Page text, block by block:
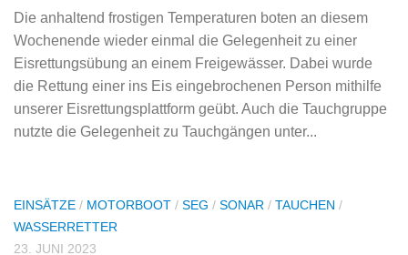
Die anhaltend frostigen Temperaturen boten an diesem
Wochenende wieder einmal die Gelegenheit zu einer
Eisrettungsübung an einem Freigewässer. Dabei wurde
die Rettung einer ins Eis eingebrochenen Person mithilfe
unserer Eisrettungsplattform geübt. Auch die Tauchgruppe
nutzte die Gelegenheit zu Tauchgängen unter...
EINSÄTZE / MOTORBOOT / SEG / SONAR / TAUCHEN /
WASSERRETTER
23. JUNI 2023